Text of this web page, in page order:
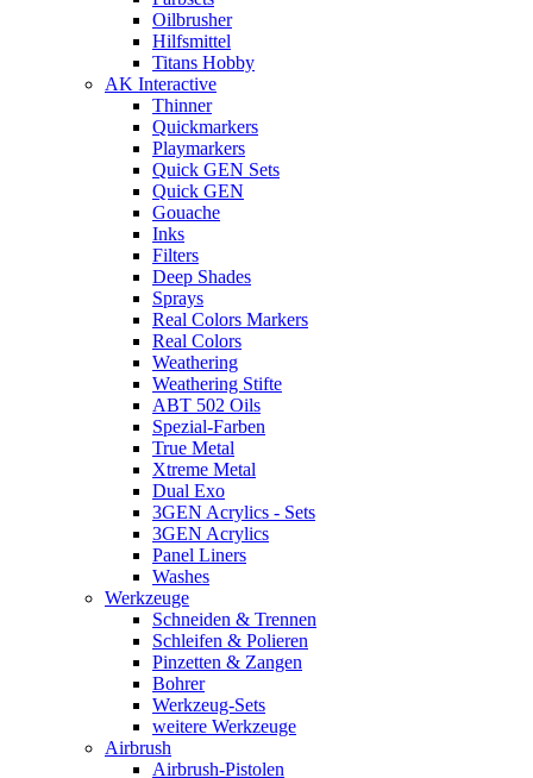
Oilbrusher
Hilfsmittel
Titans Hobby
AK Interactive
Thinner
Quickmarkers
Playmarkers
Quick GEN Sets
Quick GEN
Gouache
Inks
Filters
Deep Shades
Sprays
Real Colors Markers
Real Colors
Weathering
Weathering Stifte
ABT 502 Oils
Spezial-Farben
True Metal
Xtreme Metal
Dual Exo
3GEN Acrylics - Sets
3GEN Acrylics
Panel Liners
Washes
Werkzeuge
Schneiden & Trennen
Schleifen & Polieren
Pinzetten & Zangen
Bohrer
Werkzeug-Sets
weitere Werkzeuge
Airbrush
Airbrush-Pistolen